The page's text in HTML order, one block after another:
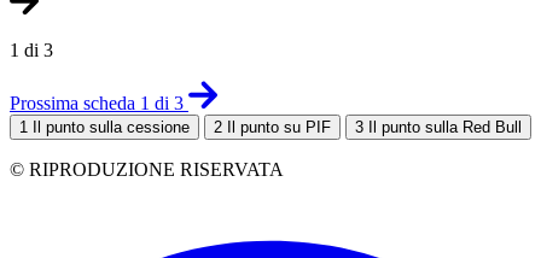
1 di 3
Prossima scheda 1 di 3
1 Il punto sulla cessione 2 Il punto su PIF 3 Il punto sulla Red Bull
© RIPRODUZIONE RISERVATA